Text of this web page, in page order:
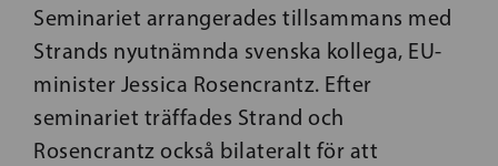
Seminariet arrangerades tillsammans med
Strands nyutnämnda svenska kollega, EU-
minister Jessica Rosencrantz. Efter
seminariet träffades Strand och
Rosencrantz också bilateralt för att